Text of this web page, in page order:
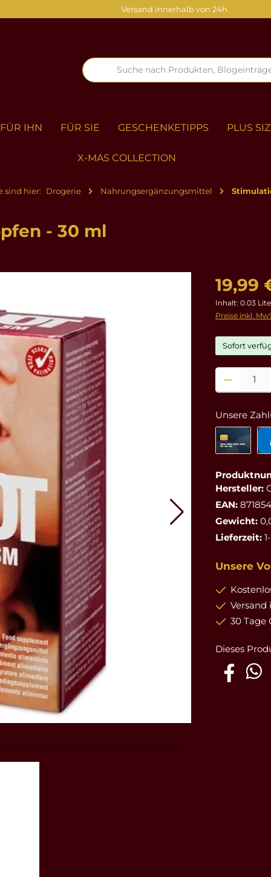
Versand innerhalb von 24h
FÜR IHN FÜR SIE GESCHENKETIPPS PLUS
X-MAS COLLECTION
sind hier: Drogerie Nahrungsergänzungsmittel
- 30 ml
19,99
Inhalt: 0.03
Preise inkl.
Sofort
Produkt
Unsere
Hersteller:
EAN:
Gewicht:
Lieferzeit:
Unsere
Versand
30 Tage
Dieses